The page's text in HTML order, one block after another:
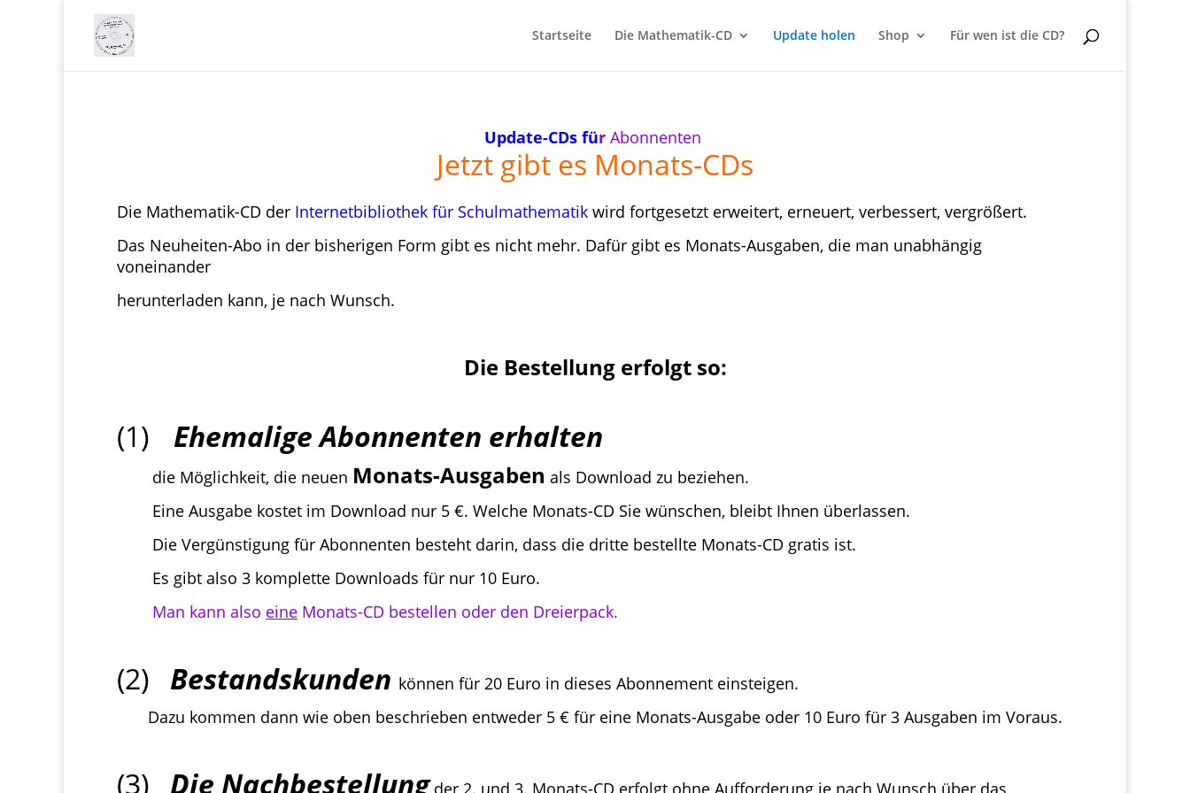
Startseite Die Mathematik-CD Update holen Shop Für wen ist die CD?
Update-CDs für Abonnenten
Jetzt gibt es Monats-CDs
Die Mathematik-CD der Internetbibliothek für Schulmathematik wird fortgesetzt erweitert, erneuert, verbessert, vergrößert.
Das Neuheiten-Abo in der bisherigen Form gibt es nicht mehr. Dafür gibt es Monats-Ausgaben, die man unabhängig
voneinander
herunterladen kann, je nach Wunsch.
Die Bestellung erfolgt so:
(1) Ehemalige Abonnenten erhalten
die Möglichkeit, die neuen Monats-Ausgaben als Download zu beziehen.
Eine Ausgabe kostet im Download nur 5 €. Welche Monats-CD Sie wünschen, bleibt Ihnen überlassen.
Die Vergünstigung für Abonnenten besteht darin, dass die dritte bestellte Monats-CD gratis ist.
Es gibt also 3 komplette Downloads für nur 10 Euro.
Man kann also eine Monats-CD bestellen oder den Dreierpack.
(2) Bestandskunden können für 20 Euro in dieses Abonnement einsteigen.
Dazu kommen dann wie oben beschrieben entweder 5 € für eine Monats-Ausgabe oder 10 Euro für 3 Ausgaben im Voraus.
(3) Die Nachbestellung